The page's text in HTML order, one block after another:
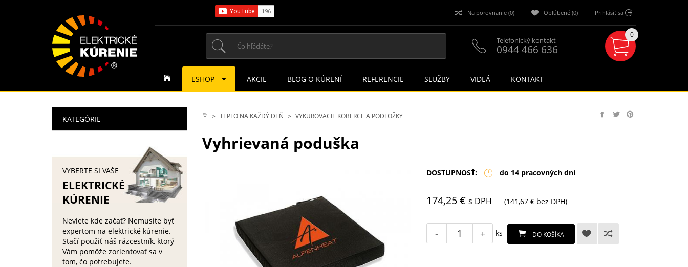
TEPLO NA KAŽDÝ DEŇ VYKUROVACIE KOBERCE A PODLOŽKY
Vyhrievaná poduška
DOSTUPNOSŤ: do 14 pracovných dní
174,25 €s DPH (141,67 € bez DPH)
- + ks DO KOŠÍKA
KATEGÓRIE
VYBERTE SI VAŠE
ELEKTRICKÉ
KÚRENIE
Neviete kde začať? Nemusíte byť
expertom na elektrické kúrenie.
Stačí použiť náš rázcestník, ktorý
Vám pomôže zorientovať sa v
tom, čo potrebujete.
Na porovnanie (0) Obľúbené (0) Prihlásiť sa
Telefonický kontakt
0944 466 636
0
ESHOP AKCIE BLOG O KÚRENÍ REFERENCIE SLUŽBY VIDEÁ KONTAKT